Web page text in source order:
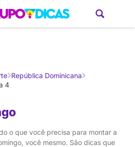
do SulBrasilCaribe EuropaEstados
República Dominicana
4
o que você precisa para montar a
você mesmo. São dicas que